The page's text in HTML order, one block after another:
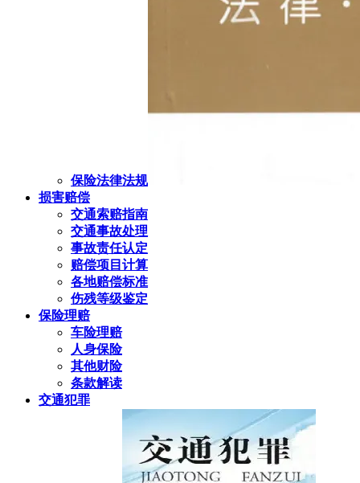
保险法律法规
损害赔偿
交通索赔指南
交通事故处理
事故责任认定
赔偿项目计算
各地赔偿标准
伤残等级鉴定
保险理赔
车险理赔
人身保险
其他财险
条款解读
交通犯罪